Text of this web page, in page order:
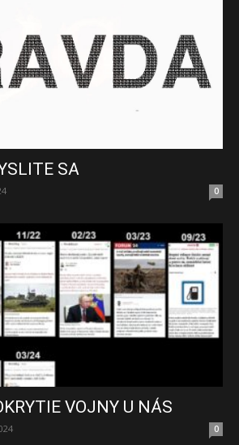
SA
0
VOJNY U NÁS
0